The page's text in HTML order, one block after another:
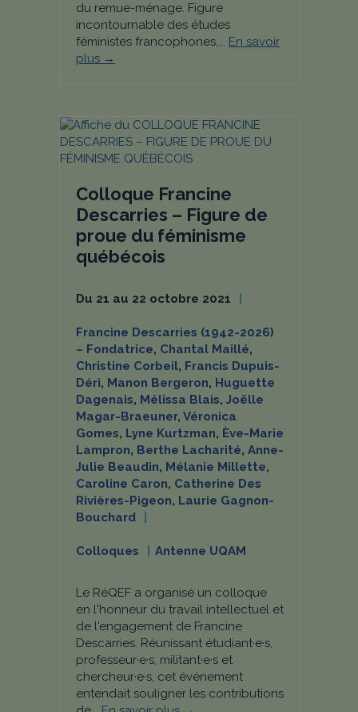
du remue-ménage. Figure
incontournable des études
féministes francophones,... En savoir
plus →
Colloque Francine
Descarries – Figure de
proue du féminisme
québécois
Du 21 au 22 octobre 2021
Francine Descarries (1942-2026)
– Fondatrice, Chantal Maillé,
Christine Corbeil, Francis Dupuis-
Déri, Manon Bergeron, Huguette
Dagenais, Mélissa Blais, Joëlle
Magar-Braeuner, Véronica
Gomes, Lyne Kurtzman, Ève-Marie
Lampron, Berthe Lacharité, Anne-
Julie Beaudin, Mélanie Millette,
Caroline Caron, Catherine Des
Rivières-Pigeon, Laurie Gagnon-
Bouchard
Colloques Antenne UQAM
Le RéQEF a organisé un colloque
en l'honneur du travail intellectuel et
de l'engagement de Francine
Descarries. Réunissant étudiant·e·s,
professeur·e·s, militant·e·s et
chercheur·e·s, cet événement
entendait souligner les contributions